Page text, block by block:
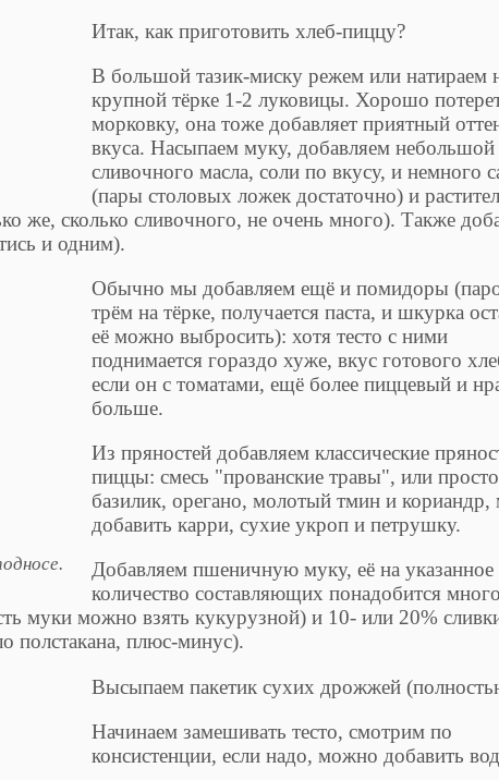
Итак, как приготовить хлеб-пиццу?
В большой тазик-миску режем или натираем
крупной тёрке 1-2 луковицы. Хорошо
морковку, она тоже добавляет приятный
вкуса. Насыпаем муку, добавляем небольшой
сливочного масла, соли по вкусу, и немного
(пары столовых ложек достаточно) и
же, сколько сливочного, не очень много). Также
и одним).
Обычно мы добавляем ещё и помидоры
трём на тёрке, получается паста, и шкурка
её можно выбросить): хотя тесто с ними
поднимается гораздо хуже, вкус готового
если он с томатами, ещё более пиццевый и
больше.
Из пряностей добавляем классические
пиццы: смесь "прованские травы", или просто
базилик, орегано, молотый тмин и
добавить карри, сухие укроп и петрушку.
Добавляем пшеничную муку, её на указанное
количество составляющих понадобится
муки можно взять кукурузной) и 10- или 20%
полстакана, плюс-минус).
Высыпаем пакетик сухих дрожжей
Начинаем замешивать тесто, смотрим по
консистенции, если надо, можно добавить